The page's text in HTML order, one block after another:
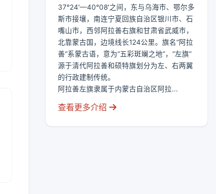
37°24′—40°08′之间，东与乌海市、鄂尔多
斯市接壤，南连宁夏回族自治区银川市、石
嘴山市，西邻阿拉善右旗和甘肃省武威市，
北靠蒙古国，边境线长124公里。旗名“阿拉
善”系蒙古语，意为“五彩斑斓之地”，“左旗”
源于清代阿拉善和硕特旗划分为左、右两翼
的行政建制传统。
阿拉善左旗隶属于内蒙古自治区阿拉...
查看更多介绍